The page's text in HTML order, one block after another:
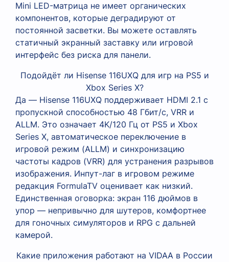
Mini LED-матрица не имеет органических
компонентов, которые деградируют от
постоянной засветки. Вы можете оставлять
статичный экранный заставку или игровой
интерфейс без риска для панели.
Подойдёт ли Hisense 116UXQ для игр на PS5 и
Xbox Series X?
Да — Hisense 116UXQ поддерживает HDMI 2.1 с
пропускной способностью 48 Гбит/с, VRR и
ALLM. Это означает 4K/120 Гц от PS5 и Xbox
Series X, автоматическое переключение в
игровой режим (ALLM) и синхронизацию
частоты кадров (VRR) для устранения разрывов
изображения. Инпут-лаг в игровом режиме
редакция FormulaTV оценивает как низкий.
Единственная оговорка: экран 116 дюймов в
упор — непривычно для шутеров, комфортнее
для гоночных симуляторов и RPG с дальней
камерой.
Какие приложения работают на VIDAA в России